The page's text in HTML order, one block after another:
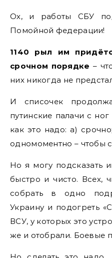
Ох, и работы СБУ
Помойной федерации!
1140 рыл им
срочном порядке –
них никогда не
И списочек
путинские палачи с
как это надо: а)
одномоментно – чтобы
Но я могу подсказать
быстро и чисто. Всех,
собрать в одно
Украину и подогреть
ВСУ, у которых это
же и отобрали. Боевые